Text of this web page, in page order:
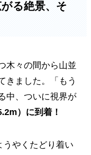
る絶景、そ
木々の間から山並
きました。「もう
中、ついに視界が
）に到着！
うやくたどり着い